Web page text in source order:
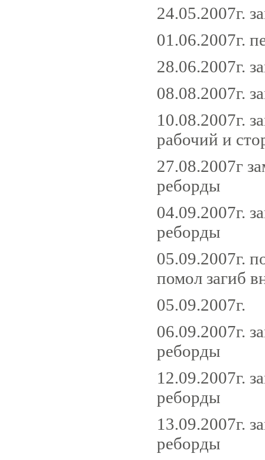
24.05.2007г.
01.06.2007г.
28.06.2007г.
08.08.2007г.
10.08.2007г.
рабочий и
27.08.2007г
реборды
04.09.2007г.
реборды
05.09.2007г.
помол загиб
06.09.2007г.
реборды
12.09.2007г.
реборды
13.09.2007г.
реборды